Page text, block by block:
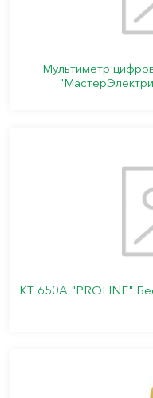
Мультиметр
KT 650A "PROLINE"